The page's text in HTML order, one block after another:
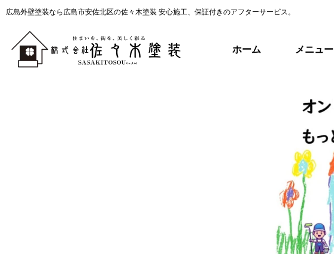
広島外壁塗装なら広島市安佐北区の佐々木塗装 安心施工、保証付きのアフターサービス。
ホーム メニュー